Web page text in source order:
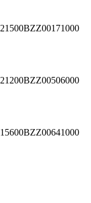
21500BZZ00171000
21200BZZ00506000
15600BZZ00641000